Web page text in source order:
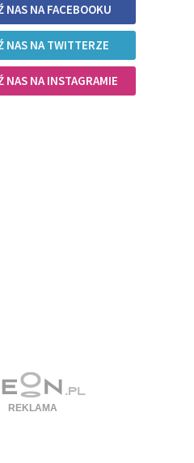
NAS NA FACEBOOKU
NAS NA TWITTERZE
NAS NA INSTAGRAMIE